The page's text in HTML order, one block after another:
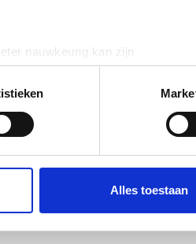
nauwkeurig kan zijn
(fingerprinting)
in het
detailgedeelte
onze site met onze partners voor
met andere informatie die u
Alles toestaan